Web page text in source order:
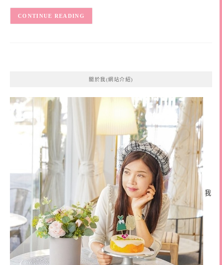
CONTINUE READING
關於我(網站介紹)
我